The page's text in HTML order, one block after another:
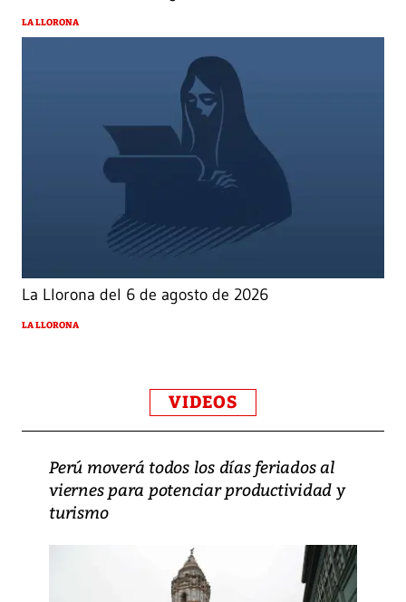
LA LLORONA
La Llorona del 6 de agosto de 2026
LA LLORONA
VIDEOS
Perú moverá todos los días feriados al
viernes para potenciar productividad y
turismo